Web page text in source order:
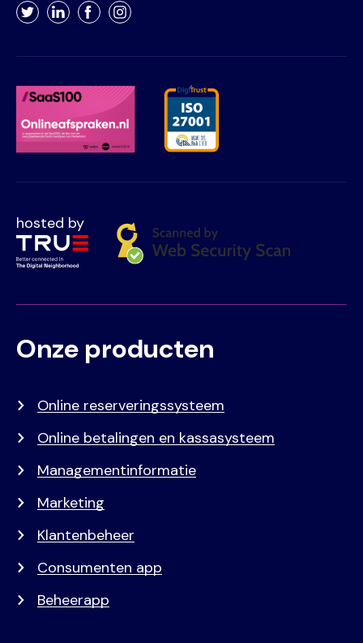
TwitterLinkedInFacebookInstagram
hosted by
Voet
Primair
Onze producten
Online reserveringssysteem
Online betalingen en kassasysteem
Managementinformatie
Marketing
Klantenbeheer
Consumenten app
Beheerapp